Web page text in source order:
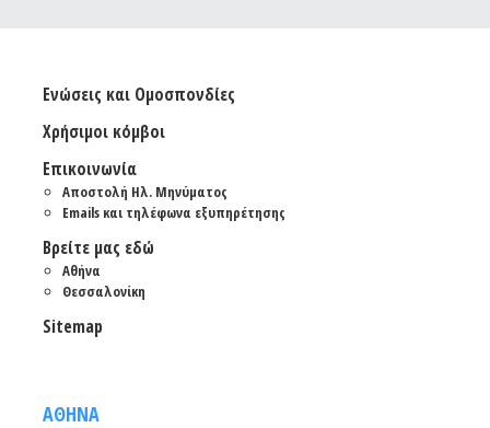
Ενώσεις και Ομοσπονδίες
Χρήσιμοι κόμβοι
Επικοινωνία
Αποστολή Ηλ. Μηνύματος
Emails και τηλέφωνα εξυπηρέτησης
Βρείτε μας εδώ
Αθήνα
Θεσσαλονίκη
Sitemap
ΑΘΗΝΑ